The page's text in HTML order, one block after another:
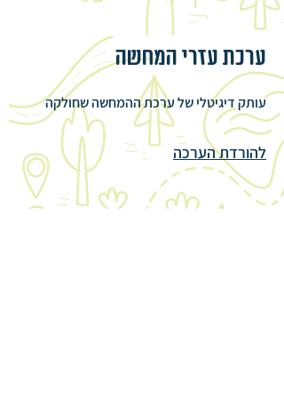
ערכת עזרי המחשה
עותק דיגיטלי של ערכת ההמחשה שחולקה
להורדת הערכה